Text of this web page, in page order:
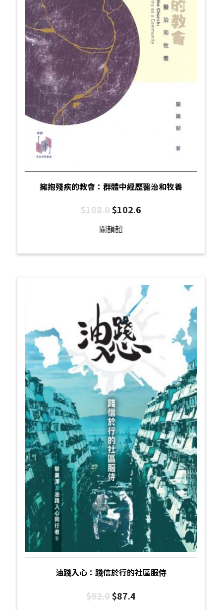
擁抱殘疾的教會：群體中經歷醫治和牧養
$108.0$102.6
關韻韶
油踐入心：踐信於行的社區服侍
$92.0$87.4